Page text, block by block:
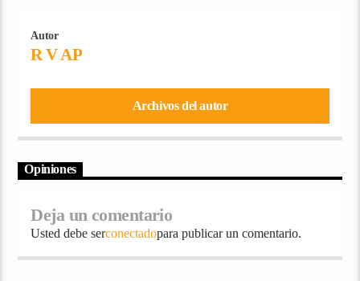
Autor
R V AP
Archivos del autor
Opiniones
Deja un comentario
Usted debe serconectadopara publicar un comentario.